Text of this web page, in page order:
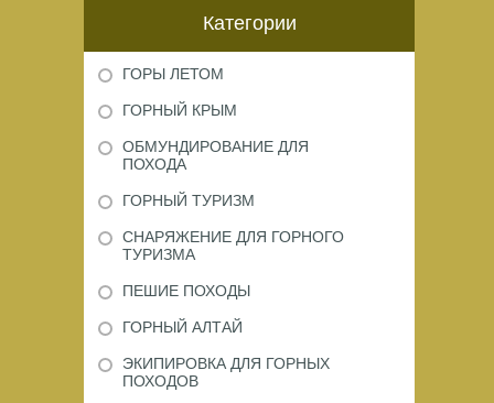
Категории
ГОРЫ ЛЕТОМ
ГОРНЫЙ КРЫМ
ОБМУНДИРОВАНИЕ ДЛЯ
ПОХОДА
ГОРНЫЙ ТУРИЗМ
СНАРЯЖЕНИЕ ДЛЯ ГОРНОГО
ТУРИЗМА
ПЕШИЕ ПОХОДЫ
ГОРНЫЙ АЛТАЙ
ЭКИПИРОВКА ДЛЯ ГОРНЫХ
ПОХОДОВ